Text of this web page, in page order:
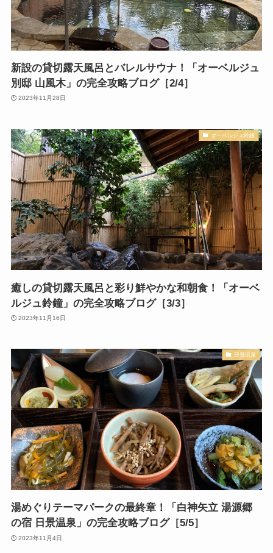
新設の貸切露天風呂とバレルサウナ！「オーベルジュ
別邸 山風木」の完全攻略ブログ［2/4］
2023年11月28日
オーベルジュ鈴鐘
癒しの貸切露天風呂と彩り鮮やかな和朝食！「オーベ
ルジュ鈴鐘」の完全攻略ブログ［3/3］
2023年11月16日
日景温泉
湯めぐりテーマパークの最終章！「白神矢立 湯源郷
の宿 日景温泉」の完全攻略ブログ［5/5］
2023年11月4日